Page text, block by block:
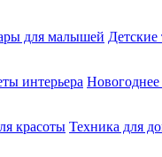
для малышей Детские
интерьера
красоты Техника для